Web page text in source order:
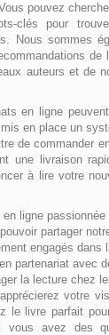
pouvez
clés pour
Nous sommes
de
auteurs et de
en ligne
en place un
de commander
une livraison
à lire votre
ligne
partager
engagés dans
partenariat avec
la lecture chez
votre
le livre parfait
vous avez des